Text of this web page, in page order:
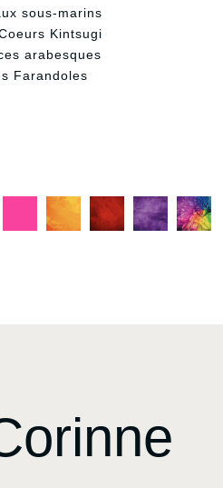
sous-marins
Kintsugi
arabesques
Farandoles
C C C